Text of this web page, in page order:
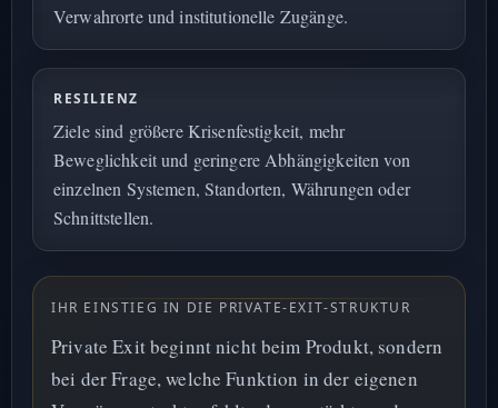
Verwahrorte und institutionelle Zugänge.
RESILIENZ
Ziele sind größere Krisenfestigkeit, mehr
Beweglichkeit und geringere Abhängigkeiten von
einzelnen Systemen, Standorten, Währungen oder
Schnittstellen.
IHR EINSTIEG IN DIE PRIVATE-EXIT-STRUKTUR
Private Exit beginnt nicht beim Produkt, sondern
bei der Frage, welche Funktion in der eigenen